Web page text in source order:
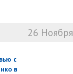
26 Ноября
с
в